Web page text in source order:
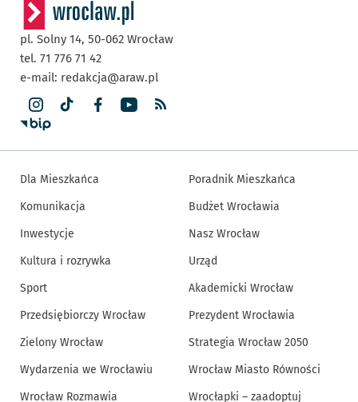
pl. Solny 14, 50-062 Wrocław
tel. 71 776 71 42
e-mail: redakcja@araw.pl
Dla Mieszkańca
Komunikacja
Inwestycje
Kultura i rozrywka
Sport
Przedsiębiorczy Wrocław
Zielony Wrocław
Wydarzenia we Wrocławiu
Wrocław Rozmawia
Poradnik Mieszkańca
Budżet Wrocławia
Nasz Wrocław
Urząd
Akademicki Wrocław
Prezydent Wrocławia
Strategia Wrocław 2050
Wrocław Miasto Równości
Wrocłapki – zaadoptuj